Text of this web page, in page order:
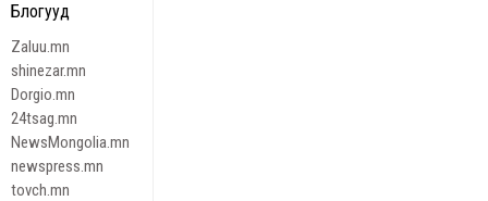
Блогууд
Zaluu.mn
shinezar.mn
Dorgio.mn
24tsag.mn
NewsMongolia.mn
newspress.mn
tovch.mn